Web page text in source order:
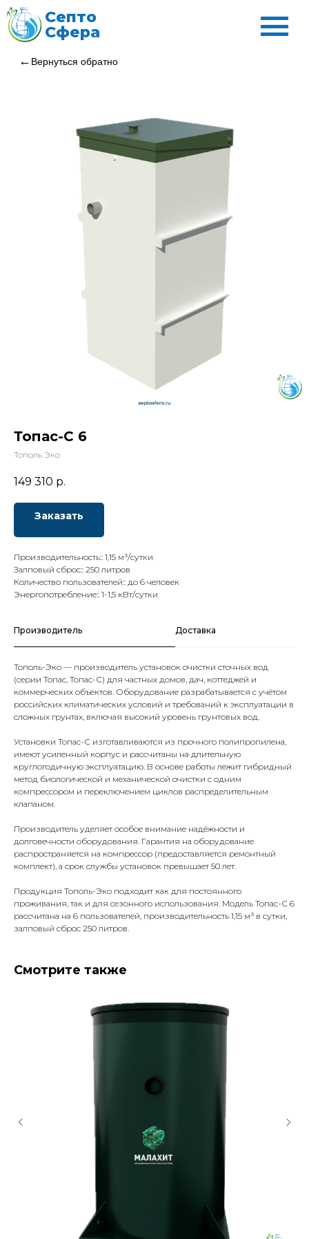
Септо
Сфера
Вернуться обратно
Топас-С 6
Тополь Эко
149 310 р.
Заказать
Производительность:: 1,15 м³/сутки
Залповый сброс:: 250 литров
Количество пользователей:: до 6 человек
Энергопотребление:: 1-1,5 кВт/сутки
Производитель Доставка
Тополь-Эко — производитель установок очистки сточных вод
(серии Топас, Топас-С) для частных домов, дач, коттеджей и
коммерческих объектов. Оборудование разрабатывается с учётом
российских климатических условий и требований к эксплуатации в
сложных грунтах, включая высокий уровень грунтовых вод.
Установки Топас-С изготавливаются из прочного полипропилена,
имеют усиленный корпус и рассчитаны на длительную
круглогодичную эксплуатацию. В основе работы лежит гибридный
метод биологической и механической очистки с одним
компрессором и переключением циклов распределительным
клапаном.
Производитель уделяет особое внимание надёжности и
долговечности оборудования. Гарантия на оборудование
распространяется на компрессор (предоставляется ремонтный
комплект), а срок службы установок превышает 50 лет.
Продукция Тополь-Эко подходит как для постоянного
проживания, так и для сезонного использования. Модель Топас-С 6
рассчитана на 6 пользователей, производительность 1,15 м³ в сутки,
залповый сброс 250 литров.
Смотрите также